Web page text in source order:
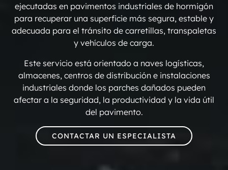
ejecutadas en pavimentos industriales de hormigón
para recuperar una superficie más segura, estable y
adecuada para el tránsito de carretillas, transpaletas
y vehículos de carga.
Este servicio está orientado a naves logísticas,
almacenes, centros de distribución e instalaciones
industriales donde los parches dañados pueden
afectar a la seguridad, la productividad y la vida útil
del pavimento.
CONTACTAR UN ESPECIALISTA